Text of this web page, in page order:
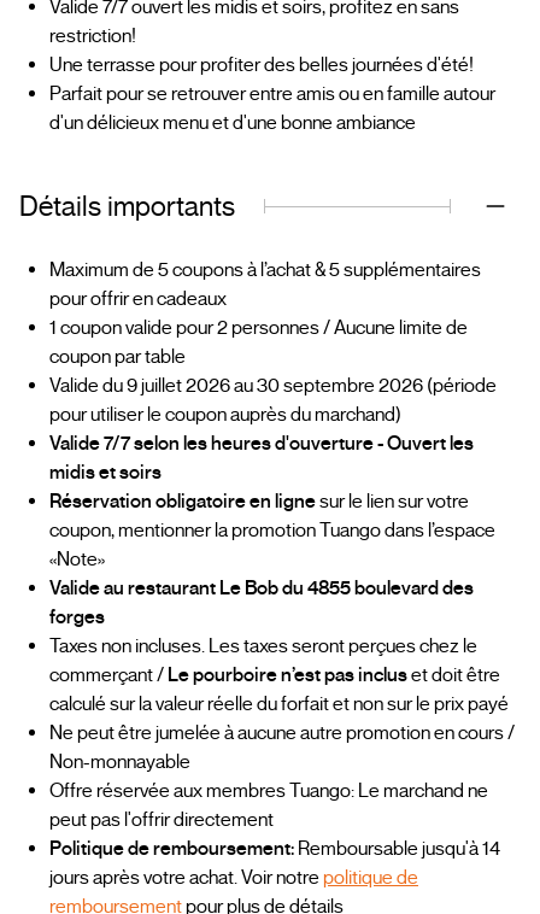
Valide 7/7 ouvert les midis et soirs, profitez en sans
restriction!
Une terrasse pour profiter des belles journées d'été!
Parfait pour se retrouver entre amis ou en famille autour
d'un délicieux menu et d'une bonne ambiance
Détails importants
Maximum de 5 coupons à l’achat & 5 supplémentaires
pour offrir en cadeaux
1 coupon valide pour 2 personnes / Aucune limite de
coupon par table
Valide du 9 juillet 2026 au 30 septembre 2026 (période
pour utiliser le coupon auprès du marchand)
Valide 7/7 selon les heures d'ouverture - Ouvert les
midis et soirs
Réservation obligatoire en lignesur le lien sur votre
coupon, mentionner la promotion Tuango dans l’espace
«Note»
Valide au restaurant Le Bob du 4855 boulevard des
forges
Taxes non incluses. Les taxes seront perçues chez le
commerçant / Le pourboire n’est pas incluset doit être
calculé sur la valeur réelle du forfait et non sur le prix payé
Ne peut être jumelée à aucune autre promotion en cours /
Non-monnayable
Offre réservée aux membres Tuango: Le marchand ne
peut pas l'offrir directement
Politique de remboursement: Remboursable jusqu'à 14
jours après votre achat. Voir notre politique de
remboursementpour plus de détails